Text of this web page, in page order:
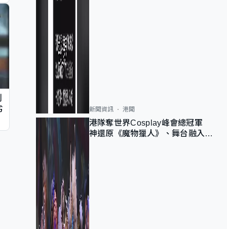
新聞資訊 港聞
港隊奪世界Cosplay峰會總冠軍
神還原《魔物獵人》、舞台融入獅